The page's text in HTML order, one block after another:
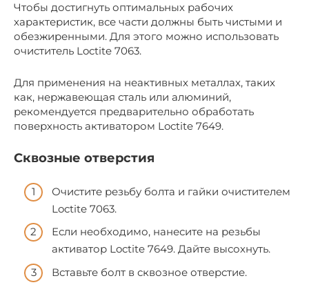
Чтобы достигнуть оптимальных рабочих
характеристик, все части должны быть чистыми и
обезжиренными. Для этого можно использовать
очиститель Loctite 7063.
Для применения на неактивных металлах, таких
как, нержавеющая сталь или алюминий,
рекомендуется предварительно обработать
поверхность активатором Loctite 7649.
Сквозные отверстия
Очистите резьбу болта и гайки очистителем
Loctite 7063.
Если необходимо, нанесите на резьбы
активатор Loctite 7649. Дайте высохнуть.
Вставьте болт в сквозное отверстие.